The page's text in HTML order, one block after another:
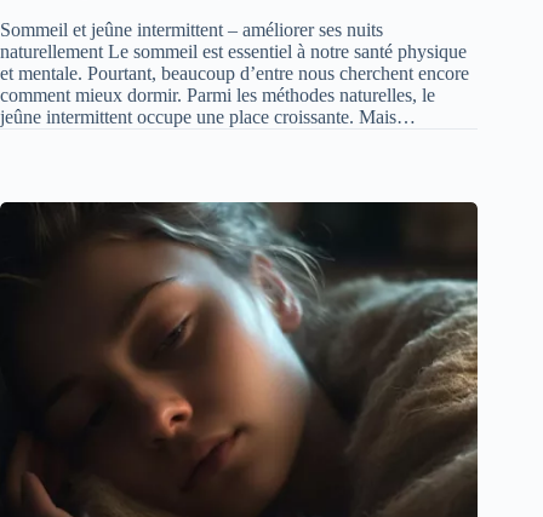
Sommeil et jeûne intermittent – améliorer ses nuits
naturellement Le sommeil est essentiel à notre santé physique
et mentale. Pourtant, beaucoup d’entre nous cherchent encore
comment mieux dormir. Parmi les méthodes naturelles, le
jeûne intermittent occupe une place croissante. Mais…